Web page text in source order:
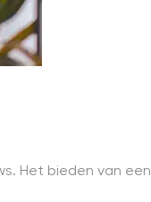
Het bieden van een